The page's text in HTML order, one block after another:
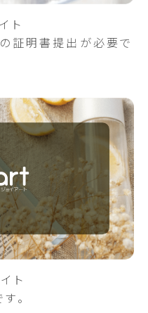
ト
証明書提出が必要で
ト
。